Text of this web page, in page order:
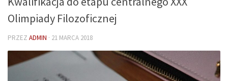
Olimpiady Filozoficznej
PRZEZ ADMIN · 21 MARCA 2018